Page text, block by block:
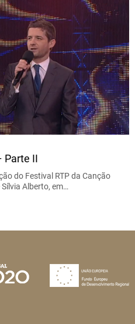
Parte II
do Festival RTP da Canção
Alberto, em…